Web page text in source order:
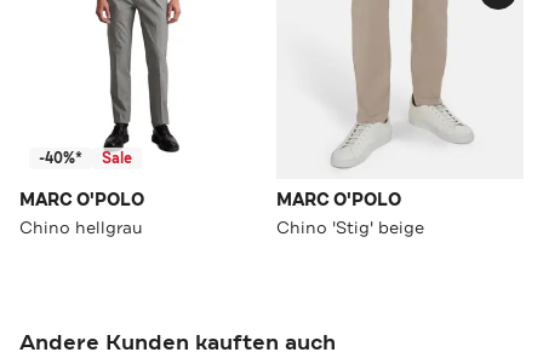
-40%* Sale
MARC O'POLO
Chino hellgrau
MARC O'POLO
Chino 'Stig' beige
Andere Kunden kauften auch